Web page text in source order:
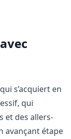
s’acquiert en
qui
et des allers-
avançant étape